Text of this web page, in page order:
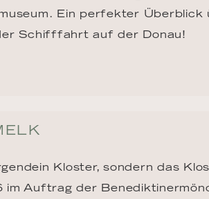
Ein perfekter Überblick
Schifffahrt auf der Donau!
Kloster, sondern das
im Auftrag der